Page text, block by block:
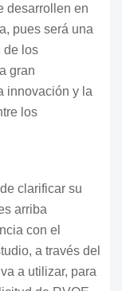
desarrollen en
pues será una
de los
gran
innovación y la
los
clarificar su
arriba
con el
a través del
a utilizar, para